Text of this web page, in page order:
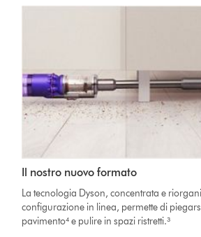
Il nostro nuovo formato
La tecnologia Dyson, concentrata e
configurazione in linea, permette di
pavimento⁴ e pulire in spazi ristretti.³